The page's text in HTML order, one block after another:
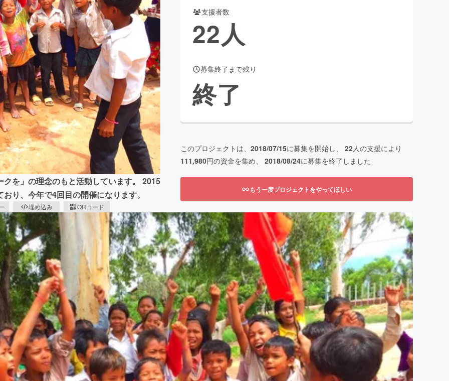
チャレンジ ビューティー・ヘルスケア
CAMPFIRE for Social Good
CAMPFIRE Creation
CAMPFIREふるさと納税 machi-yaコミュニティ
を」の理念のもと活動しています。 2015
り、今年で4回目の開催になります。
埋め込み QRコード
支援者数
22人
募集終了まで残り
終了
このプロジェクトは、 2018/07/15に募集を開始し、 22人の支援により
111,980円の資金を集め、 2018/08/24に募集を終了しました
もう一度プロジェクトをやってほしい